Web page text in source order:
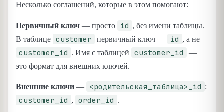
Несколько соглашений, которые в этом помогают:
Первичный ключ — просто id , без имени таблицы.
В таблице customer первичный ключ — id , а не
customer_id . Имя с таблицей customer_id
—
это формат для внешних ключей.
Внешние ключи — <родительская_таблица>_id :
customer_id , order_id .